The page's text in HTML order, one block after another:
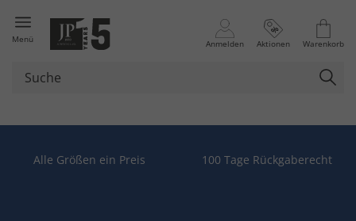
Menü Anmelden Aktionen Warenkorb
Alle Größen ein Preis 100 Tage Rückgaberecht